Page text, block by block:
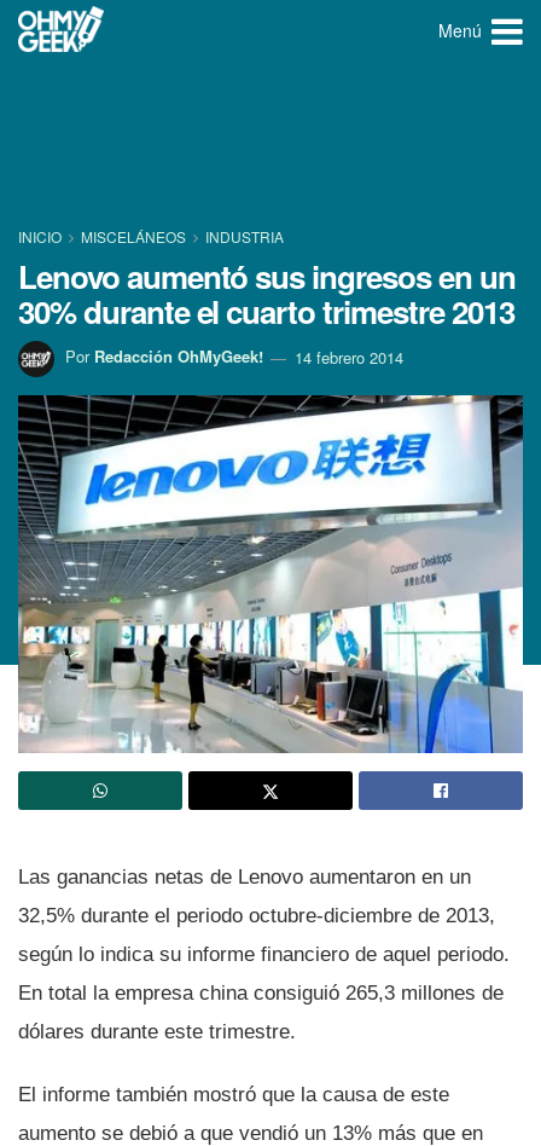
Menú
INICIO MISCELÁNEOS INDUSTRIA
Lenovo aumentó sus ingresos en un
30% durante el cuarto trimestre 2013
Por Redacción OhMyGeek! 14 febrero 2014
Las ganancias netas de Lenovo aumentaron en un
32,5% durante el periodo octubre-diciembre de 2013,
según lo indica su informe financiero de aquel periodo.
En total la empresa china consiguió 265,3 millones de
dólares durante este trimestre.
El informe también mostró que la causa de este
aumento se debió a que vendió un 13% más que en